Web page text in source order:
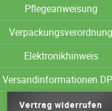
Pflegeanweisung
Verpackungsverordnung
Elektronikhinweis
Versandinformationen
Vertrag widerrufen